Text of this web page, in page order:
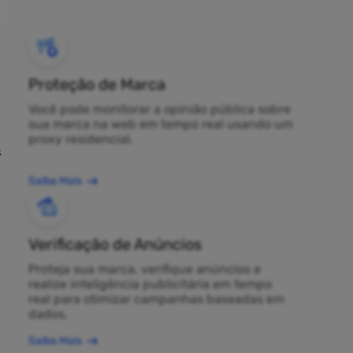
Proteção de Marca
Você pode monitorar a opinião pública sobre
sua marca na web em tempo real usando um
proxy residencial.
Saiba Mais
Verificação de Anúncios
Proteja sua marca, verifique anúncios e
realize inteligência publicitária em tempo
real para otimizar campanhas baseadas em
dados.
Saiba Mais